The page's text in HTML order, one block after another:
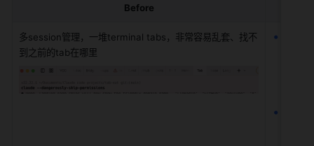
Before
多session管理，一堆terminal tabs，非常容易乱套、找不
到之前的tab在哪里